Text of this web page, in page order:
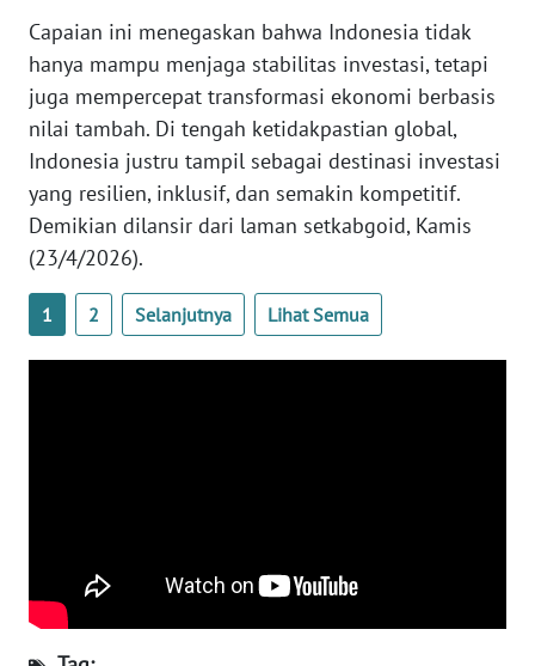
Capaian ini menegaskan bahwa Indonesia tidak
hanya mampu menjaga stabilitas investasi, tetapi
juga mempercepat transformasi ekonomi berbasis
nilai tambah. Di tengah ketidakpastian global,
Indonesia justru tampil sebagai destinasi investasi
yang resilien, inklusif, dan semakin kompetitif.
Demikian dilansir dari laman setkabgoid, Kamis
(23/4/2026).
1 2 Selanjutnya Lihat Semua
WN
SULBAR
WN
BABEL
WN
WN
SUMSEL
WN
JATENG